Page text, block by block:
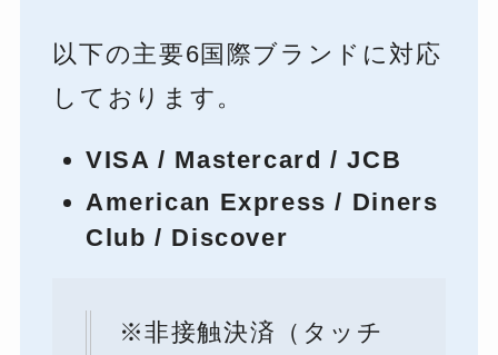
以下の主要6国際ブランドに対応
しております。
VISA / Mastercard / JCB
American Express / Diners
Club / Discover
※非接触決済（タッチ